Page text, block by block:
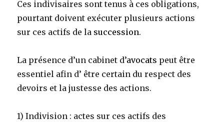
Ces indivisaires sont tenus à ces obligations,
pourtant doivent exécuter plusieurs actions
sur ces actifs de la succession.
La présence d’un cabinet d’avocats peut être
essentiel afin d’ être certain du respect des
devoirs et la justesse des actions.
1) Indivision : actes sur ces actifs des